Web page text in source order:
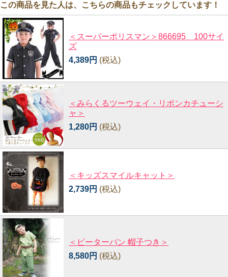
この商品を見た人は、こちらの商品もチェックしています！
＜スーパーポリスマン＞866695 100サイ
ズ
4,389円 (税込)
＜みらくるツーウェイ・リボンカチューシ
ャ＞
1,280円 (税込)
＜キッズスマイルキャット＞
2,739円 (税込)
＜ピーターパン 帽子つき＞
8,580円 (税込)